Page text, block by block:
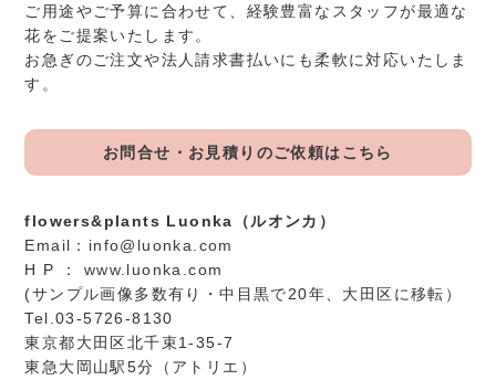
ご用途やご予算に合わせて、経験豊富なスタッフが最適な
花をご提案いたします。
お急ぎのご注文や法人請求書払いにも柔軟に対応いたしま
す。
お問合せ・お見積りのご依頼はこちら
flowers&plants Luonka（ルオンカ）
Email： info@luonka.com
H P ： www.luonka.com
(サンプル画像多数有り・中目黒で20年、大田区に移転）
Tel.03-5726-8130
東京都大田区北千束1-35-7
東急大岡山駅5分（アトリエ）